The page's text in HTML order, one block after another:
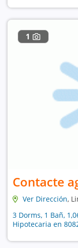
1
Contacte
Ver Dirección,
3 Dorms, 1 Bañ,
Hipotecaria en